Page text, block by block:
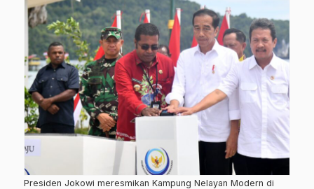
Presiden Jokowi meresmikan Kampung Nelayan Modern di